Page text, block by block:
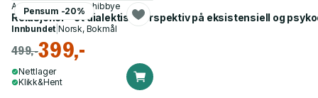
Pensum -20%
Anne-Lise Løvlie Schibbye
Relasjoner - et dialektisk perspektiv på eksistensiell og
Innbundet |Norsk, Bokmål
499,-399,-
Nettlager
Klikk&Hent